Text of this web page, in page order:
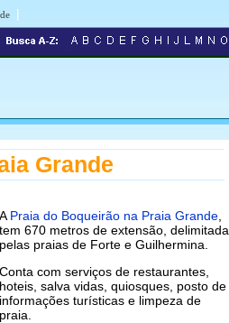
|
Grande
A Praia do Boqueirão na Praia Grande
tem 670 metros de extensão, delimitada
pelas praias de Forte e Guilhermina.
Conta com serviços de restaurantes,
hoteis, salva vidas, quiosques, posto de
informações turísticas e limpeza de
praia.